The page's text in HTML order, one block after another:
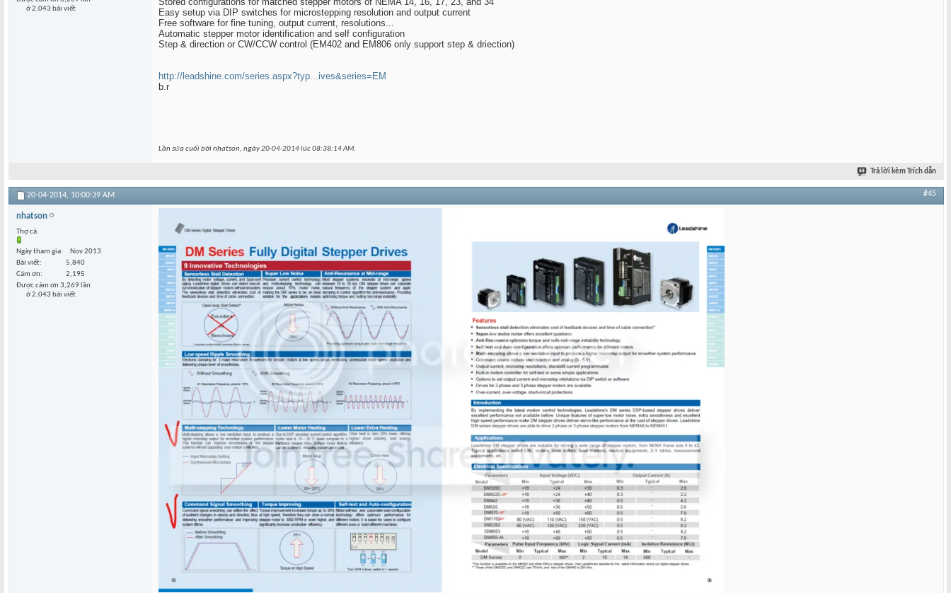
ở 2,043 bài viết
Easy setup via DIP switches for microstepping resolution and output current
Free software for fine tuning, output current, resolutions...
Automatic stepper motor identification and self configuration
Step & direction or CW/CCW control (EM402 and EM806 only support step & driection)
http://leadshine.com/series.aspx?typ...ives&series=EM
b.r
Lần sửa cuối bởi nhatson, ngày 20-04-2014 lúc08:38:14 AM.
Trả lời kèm Trích dẫn
20-04-2014, 10:00:39 AM #45
nhatson
Thợ cả
Ngày tham gia
Nov 2013
Bài viết
5,840
Cám ơn
2,195
Được cám ơn 3,269 lần
ở 2,043 bài viết